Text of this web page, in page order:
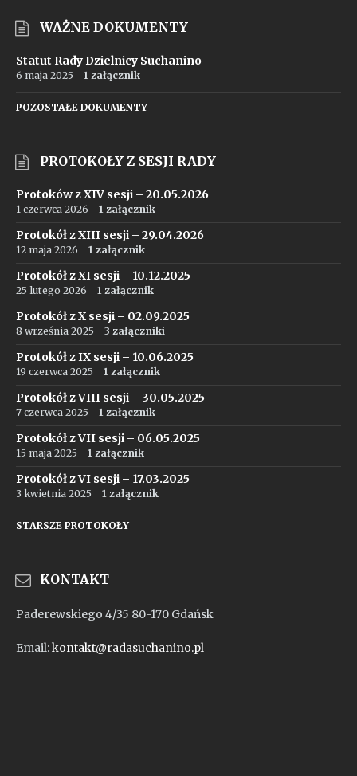
WAŻNE DOKUMENTY
Statut Rady Dzielnicy Suchanino
6 maja 2025 1 załącznik
POZOSTAŁE DOKUMENTY
PROTOKOŁY Z SESJI RADY
Protoków z XIV sesji – 20.05.2026
1 czerwca 2026 1 załącznik
Protokół z XIII sesji – 29.04.2026
12 maja 2026 1 załącznik
Protokół z XI sesji – 10.12.2025
25 lutego 2026 1 załącznik
Protokół z X sesji – 02.09.2025
8 września 2025 3 załączniki
Protokół z IX sesji – 10.06.2025
19 czerwca 2025 1 załącznik
Protokół z VIII sesji – 30.05.2025
7 czerwca 2025 1 załącznik
Protokół z VII sesji – 06.05.2025
15 maja 2025 1 załącznik
Protokół z VI sesji – 17.03.2025
3 kwietnia 2025 1 załącznik
STARSZE PROTOKOŁY
KONTAKT
Paderewskiego 4/35 80-170 Gdańsk
Email:kontakt@radasuchanino.pl